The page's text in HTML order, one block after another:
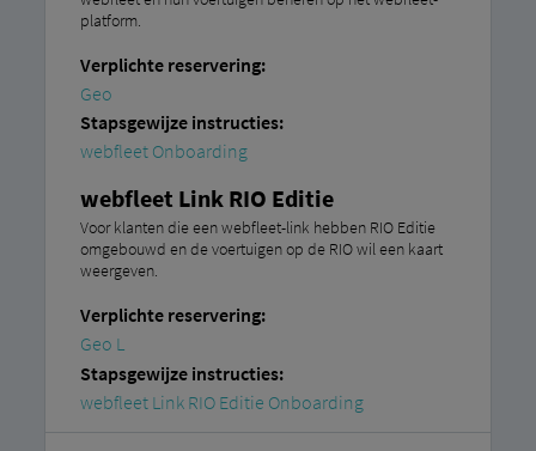
platform.
Verplichte reservering:
Geo
Stapsgewijze instructies:
webfleet Onboarding
webfleet Link RIO Editie
Voor klanten die een webfleet-link hebben RIO Editie
omgebouwd en de voertuigen op de RIO wil een kaart
weergeven.
Verplichte reservering:
Geo L
Stapsgewijze instructies:
webfleet Link RIO Editie Onboarding